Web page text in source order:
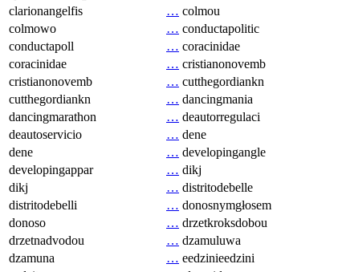
clarionangelfis
… colmou
colmowo
… conductapolitic
conductapoll
… coracinidae
coracinidae
… cristianonovemb
cristianonovemb
… cutthegordiankn
cutthegordiankn
… dancingmania
dancingmarathon
… deautorregulaci
deautoservicio
… dene
dene
… developingangle
developingappar
… dikj
dikj
… distritodebelle
distritodebelli
… donosnymgłosem
donoso
… drzetkroksdobou
drzetnadvodou
… dzamuluwa
dzamuna
… eedzinieedzini